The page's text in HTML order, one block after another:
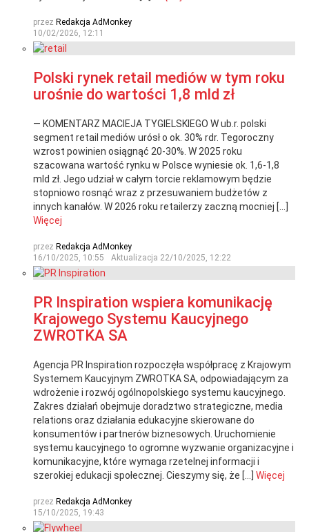
przez Redakcja AdMonkey
10/02/2026, 12:11
Polski rynek retail mediów w tym roku
urośnie do wartości 1,8 mld zł
— KOMENTARZ MACIEJA TYGIELSKIEGO W ub.r. polski
segment retail mediów urósł o ok. 30% rdr. Tegoroczny
wzrost powinien osiągnąć 20-30%. W 2025 roku
szacowana wartość rynku w Polsce wyniesie ok. 1,6-1,8
mld zł. Jego udział w całym torcie reklamowym będzie
stopniowo rosnąć wraz z przesuwaniem budżetów z
innych kanałów. W 2026 roku retailerzy zaczną mocniej […]
Więcej
przez Redakcja AdMonkey
16/10/2025, 10:55
Aktualizacja 22/10/2025, 12:22
PR Inspiration wspiera komunikację
Krajowego Systemu Kaucyjnego
ZWROTKA SA
Agencja PR Inspiration rozpoczęła współpracę z Krajowym
Systemem Kaucyjnym ZWROTKA SA, odpowiadającym za
wdrożenie i rozwój ogólnopolskiego systemu kaucyjnego.
Zakres działań obejmuje doradztwo strategiczne, media
relations oraz działania edukacyjne skierowane do
konsumentów i partnerów biznesowych. Uruchomienie
systemu kaucyjnego to ogromne wyzwanie organizacyjne i
komunikacyjne, które wymaga rzetelnej informacji i
szerokiej edukacji społecznej. Cieszymy się, że […] Więcej
przez Redakcja AdMonkey
15/10/2025, 19:43